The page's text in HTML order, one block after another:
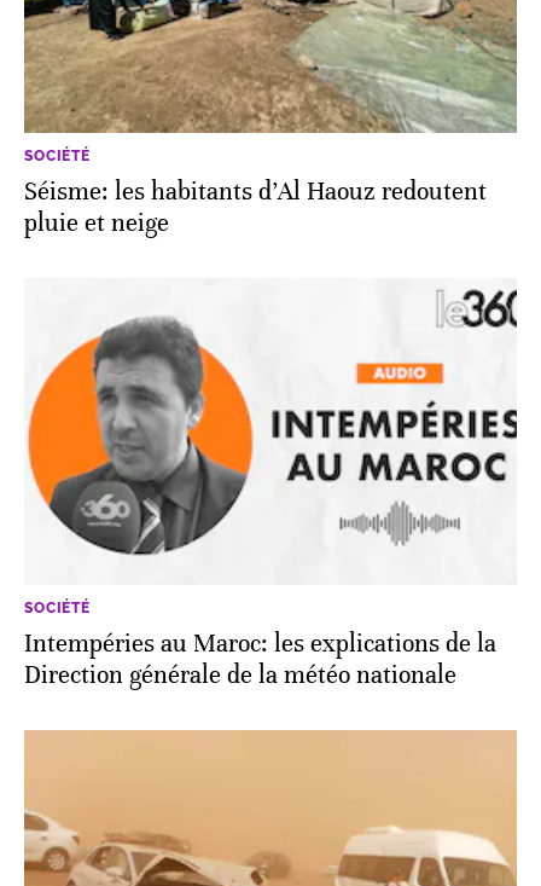
SOCIÉTÉ
Séisme: les habitants d’Al Haouz redoutent
pluie et neige
SOCIÉTÉ
Intempéries au Maroc: les explications de la
Direction générale de la météo nationale